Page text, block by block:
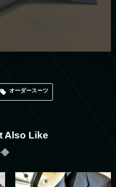
オーダースーツ
Also Like